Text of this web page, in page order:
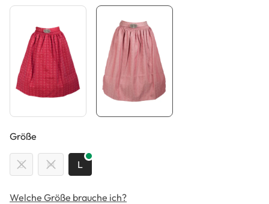
Größe
S M L
Welche Größe brauche ich?